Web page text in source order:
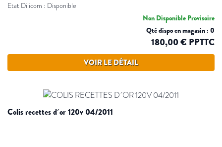
Etat Dilicom : Disponible
Non Disponible Provisoire
Qté dispo en magasin : 0
180,00 € PPTTC
VOIR LE DÉTAIL
colis recettes d´or 120v 04/2011